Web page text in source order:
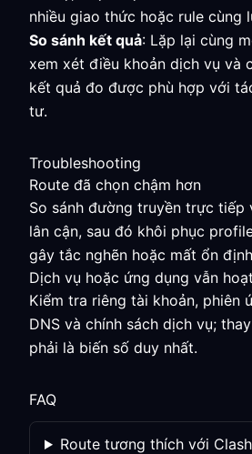
nhiều giao thức hoặc rule cùng
So sánh kết quả: Lặp lại cùng
xem xét điều khoản dịch vụ và
kết quả đo được phù hợp với
tư.
Troubleshooting
Route đã chọn chậm hơn
So sánh đường truyền trực tiếp
lân cận, sau đó khôi phục
gây tắc nghẽn hoặc mất ổn
Dịch vụ hoặc ứng dụng vẫn
Kiểm tra riêng tài khoản, phiên
DNS và chính sách dịch vụ;
phải là biến số duy nhất.
FAQ
Route tương thích với